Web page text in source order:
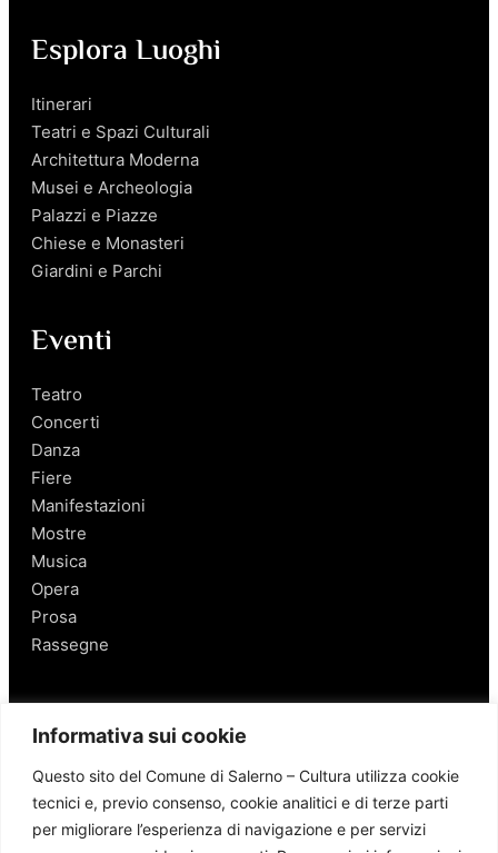
Informativa sui cookie
Questo sito del Comune di Salerno – Cultura utilizza cookie
tecnici e, previo consenso, cookie analitici e di terze parti
per migliorare l’esperienza di navigazione e per servizi
Esplora Luoghi
Itinerari
Teatri e Spazi Culturali
Architettura Moderna
Musei e Archeologia
Palazzi e Piazze
Chiese e Monasteri
Giardini e Parchi
Eventi
Teatro
Concerti
Danza
Fiere
Manifestazioni
Mostre
Musica
Opera
Prosa
Rassegne
Salerno
Personaggi
Enogastronomia
Mobilità a Salerno